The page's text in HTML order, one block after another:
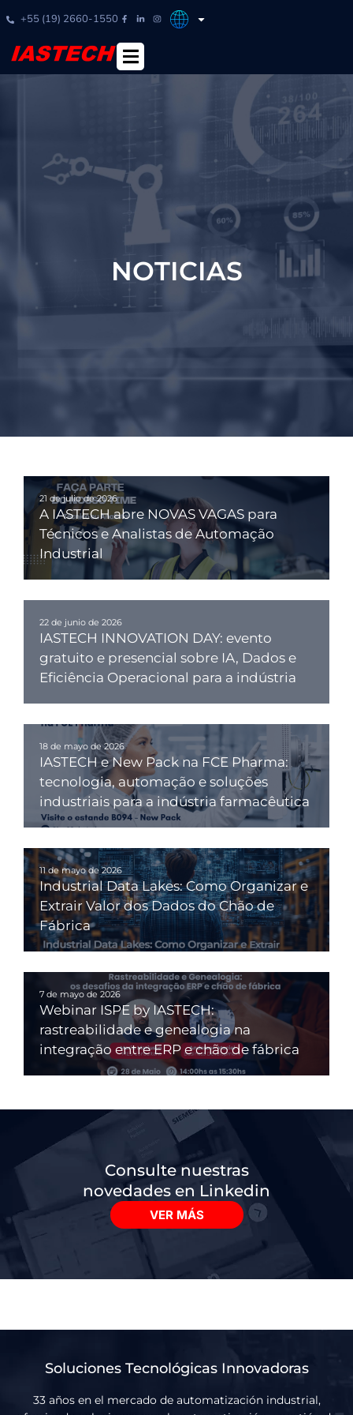
+55 (19) 2660-1550
NOTICIAS
21 de julio de 2026
A IASTECH abre NOVAS VAGAS para
Técnicos e Analistas de Automação
Industrial
22 de junio de 2026
IASTECH INNOVATION DAY: evento
gratuito e presencial sobre IA, Dados e
Eficiência Operacional para a indústria
18 de mayo de 2026
IASTECH e New Pack na FCE Pharma:
tecnologia, automação e soluções
industriais para a indústria farmacêutica
11 de mayo de 2026
Industrial Data Lakes: Como Organizar e
Extrair Valor dos Dados do Chão de
Fábrica
7 de mayo de 2026
Webinar ISPE by IASTECH:
rastreabilidade e genealogia na
integração entre ERP e chão de fábrica
Consulte nuestras
novedades en Linkedin
VER MÁS
Soluciones Tecnológicas Innovadoras
33 años en el mercado de automatización industrial,